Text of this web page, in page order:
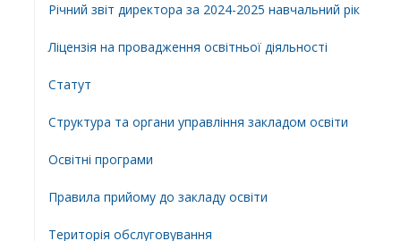
Річний звіт директора за 2024-2025 навчальний рік
Ліцензія на провадження освітньої діяльності
Статут
Структура та органи управління закладом освіти
Освiтнi програми
Правила прийому до закладу освіти
Територiя обслуговування